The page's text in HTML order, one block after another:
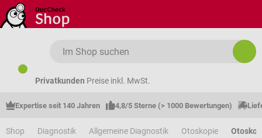
Zum Hauptinhalt springen
Privatkunden Preise inkl. MwSt.
Expertise seit 140 Jahren 4,8/5 Sterne (> 1000 Bewertungen)
Shop Diagnostik Allgemeine Diagnostik Otoskopie